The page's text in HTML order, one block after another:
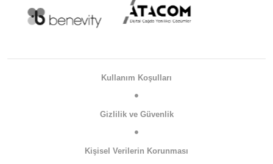
Kullanım Koşulları
Gizlilik ve Güvenlik
Kişisel Verilerin Korunması